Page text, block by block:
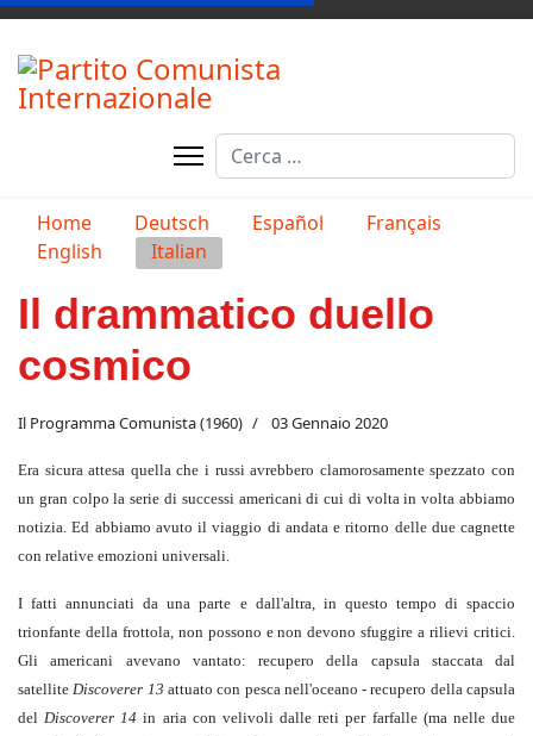
Cerca
Seleziona la tua lingua
Home Deutsch Español
Français
English
Italian
Il drammatico duello
cosmico
Il Programma Comunista (1960) 03 Gennaio 2020
Era sicura attesa quella che i russi avrebbero clamorosamente spezzato con
un gran colpo la serie di successi americani di cui di volta in volta abbiamo
notizia. Ed abbiamo avuto il viaggio di andata e ritorno delle due cagnette
con relative emozioni universali.
I fatti annunciati da una parte e dall'altra, in questo tempo di spaccio
trionfante della frottola, non possono e non devono sfuggire a rilievi critici.
Gli americani avevano vantato: recupero della capsula staccata dal
satelliteDiscoverer 13 attuato con pesca nell'oceano - recupero della capsula
delDiscoverer 14 in aria con velivoli dalle reti per farfalle (ma nelle due